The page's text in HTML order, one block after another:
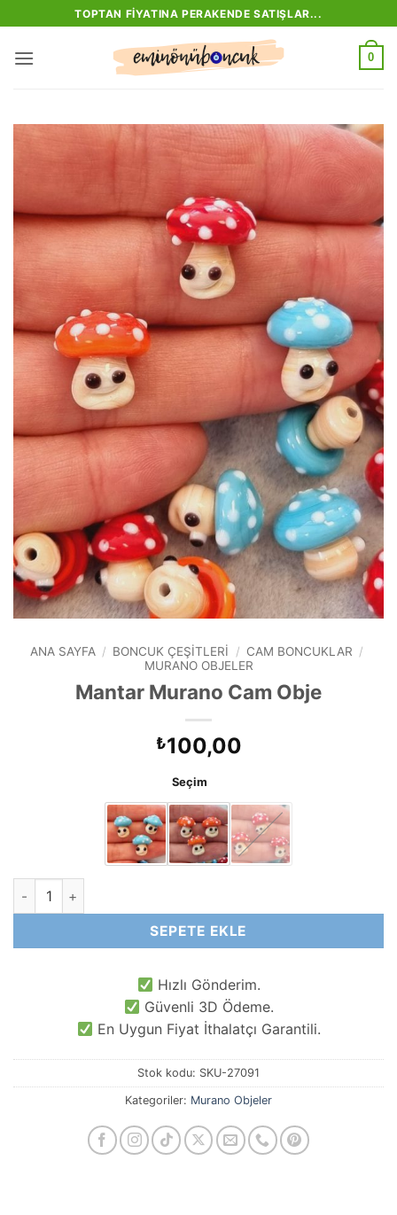
atla
TOPTAN FIYATINA PERAKENDE SATIŞLAR...
0
ANA SAYFA / BONCUK ÇEŞITLERI / CAM BONCUKLAR /
MURANO OBJELER
Mantar Murano Cam Obje
₺100,00
Seçim
Mantar Murano Cam Obje adet
SEPETE EKLE
Hızlı Gönderim.
Güvenli 3D Ödeme.
En Uygun Fiyat İthalatçı Garantili.
Stok kodu: SKU-27091
Kategoriler: Murano Objeler